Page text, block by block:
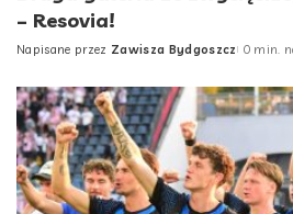
– Resovia!
Posted
Napisane przez Zawisza Bydgoszcz 0 min.